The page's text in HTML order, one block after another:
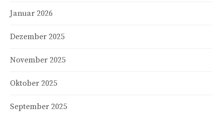
Januar 2026
Dezember 2025
November 2025
Oktober 2025
September 2025